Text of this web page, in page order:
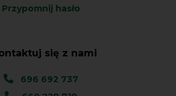
Przypomnij hasło
się z nami
696 692 737